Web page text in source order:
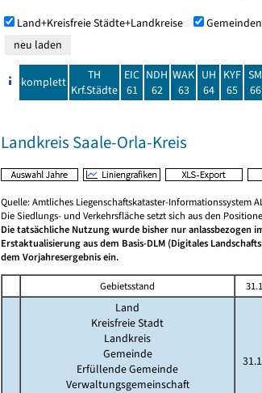
Land+Kreisfreie Städte+Landkreise Gemeinden
komplett
TH
Krf.Städte
EIC
61
NDH
62
WAK
63
UH
64
KYF
65
SM
66
Landkreis Saale-Orla-Kreis
Quelle: Amtliches Liegenschaftskataster-Informationssystem
Die Siedlungs- und Verkehrsfläche setzt sich aus den
Die tatsächliche Nutzung wurde bisher nur
Erstaktualisierung aus dem Basis-DLM (Digitales
dem Vorjahresergebnis ein.
Gebietsstand
Land
Kreisfreie Stadt
Landkreis
Gemeinde
Erfüllende Gemeinde
Verwaltungsgemeinschaft